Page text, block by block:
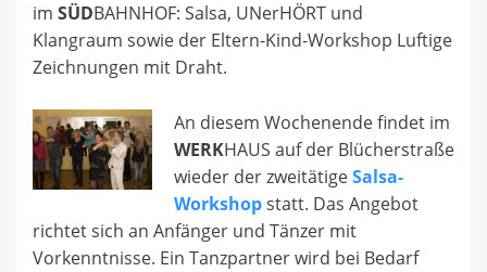
im SÜDBAHNHOF: Salsa, UNerHÖRT und
Klangraum sowie der Eltern-Kind-Workshop Luftige
Zeichnungen mit Draht.
An diesem Wochenende findet im
WERKHAUS auf der Blücherstraße
wieder der zweitätigeSalsa-
Workshopstatt. Das Angebot
richtet sich an Anfänger und Tänzer mit
Vorkenntnisse. Ein Tanzpartner wird bei Bedarf